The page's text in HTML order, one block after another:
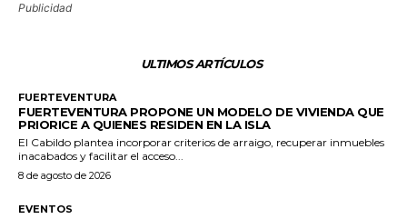
Publicidad
ULTIMOS ARTÍCULOS
FUERTEVENTURA
FUERTEVENTURA PROPONE UN MODELO DE VIVIENDA QUE
PRIORICE A QUIENES RESIDEN EN LA ISLA
El Cabildo plantea incorporar criterios de arraigo, recuperar inmuebles
inacabados y facilitar el acceso...
8 de agosto de 2026
EVENTOS